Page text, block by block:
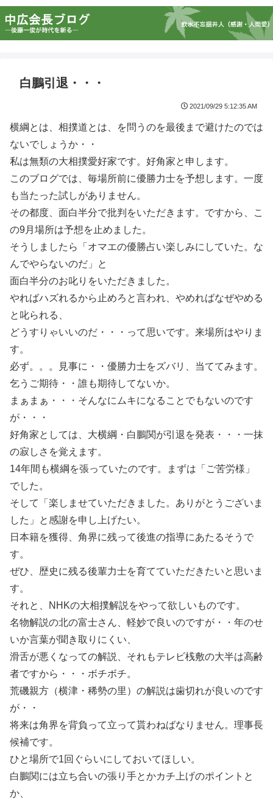
白鵬引退・・・
2021/09/29 5:12:35 AM
横綱とは、相撲道とは、を問うのを最後まで避けたのでは
ないでしょうか・・
私は無類の大相撲愛好家です。好角家と申します。
このブログでは、毎場所前に優勝力士を予想します。一度
も当たった試しがありません。
その都度、面白半分で批判をいただきます。ですから、こ
の9月場所は予想を止めました。
そうしましたら「オマエの優勝占い楽しみにしていた。な
んでやらないのだ」と
面白半分のお叱りをいただきました。
やればハズれるから止めろと言われ、やめればなぜやめる
と叱られる、
どうすりゃいいのだ・・・って思いです。来場所はやりま
す。
必ず。。。見事に・・優勝力士をズバリ、当ててみます。
乞うご期待・・誰も期待してないか。
まぁまぁ・・・そんなにムキになることでもないのです
が・・・
好角家としては、大横綱・白鵬関が引退を発表・・・一抹
の寂しさを覚えます。
14年間も横綱を張っていたのです。まずは「ご苦労様」
でした。
そして「楽しませていただきました。ありがとうございま
した」と感謝を申し上げたい。
日本籍を獲得、角界に残って後進の指導にあたるそうで
す。
ぜひ、歴史に残る後輩力士を育てていただきたいと思いま
す。
それと、NHKの大相撲解説をやって欲しいものです。
名物解説の北の富士さん、軽妙で良いのですが・・年のせ
いか言葉が聞き取りにくい、
滑舌が悪くなっての解説、それもテレビ桟敷の大半は高齢
者ですから・・・ボチボチ。
荒磯親方（横津・稀勢の里）の解説は歯切れが良いのです
が・・
将来は角界を背負って立って貰わねばなりません。理事長
候補です。
ひと場所で1回ぐらいにしておいてほしい。
白鵬関には立ち合いの張り手とかカチ上げのポイントと
か、